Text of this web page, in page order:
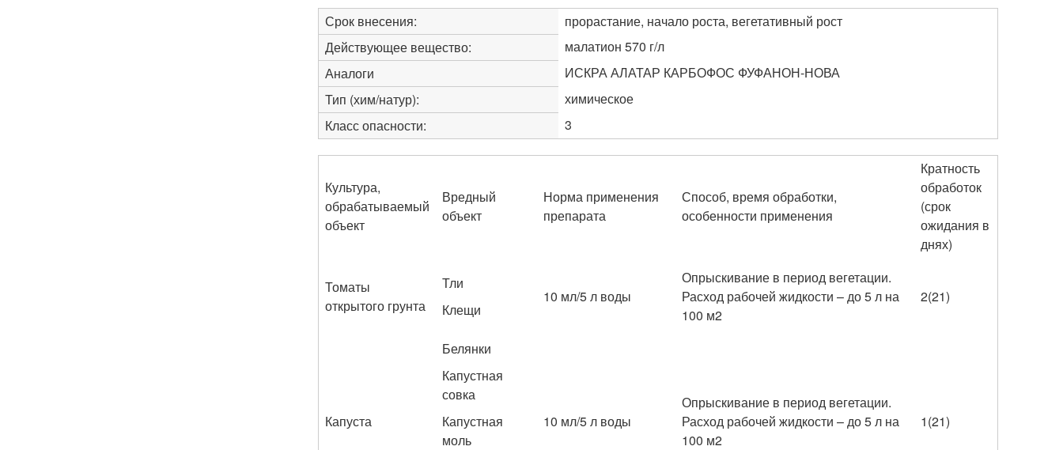
Срок внесения:
прорастание, начало роста, вегетативный рост
Действующее вещество:
малатион 570 г/л
Аналоги
ИСКРА АЛАТАР КАРБОФОС ФУФАНОН-НОВА
Тип (хим/натур):
химическое
Класс опасности:
3
Культура,
обрабатываемый
объект
Вредный
объект
Норма применения
препарата
Способ, время обработки,
особенности применения
Кратность
обработок
(срок
ожидания в
днях)
Томаты
открытого грунта
Тли
Клещи
10 мл/5 л воды
Опрыскивание в период вегетации.
Расход рабочей жидкости – до 5 л на
100 м2
2(21)
Капуста
Белянки
Капустная
совка
Капустная
моль
10 мл/5 л воды
Опрыскивание в период вегетации.
Расход рабочей жидкости – до 5 л на
100 м2
1(21)